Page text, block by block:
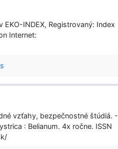
INDEX, Registrovaný: Index
Internet:
vzťahy, bezpečnostné štúdiá. -
: Belianum. 4x ročne. ISSN